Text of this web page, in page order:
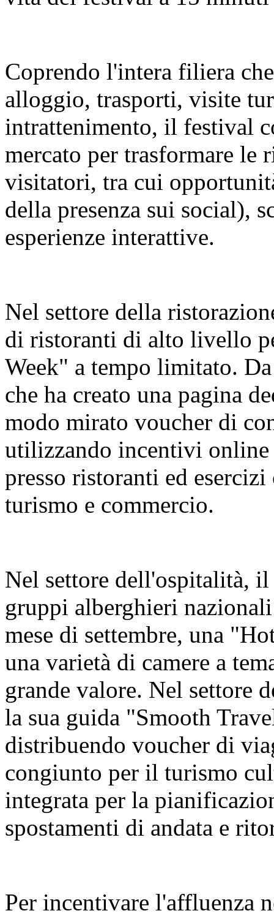
Coprendo l'intera filiera
alloggio, trasporti, visite
intrattenimento, il festival
mercato per trasformare le
visitatori, tra cui
della presenza sui social),
esperienze interattive.
Nel settore della
di ristoranti di alto livello
Week" a tempo limitato.
che ha creato una pagina
modo mirato voucher di
utilizzando incentivi online
presso ristoranti ed
turismo e commercio.
Nel settore dell'ospitalità,
gruppi alberghieri
mese di settembre, una
una varietà di camere a
grande valore. Nel settore
la sua guida "Smooth
distribuendo voucher di
congiunto per il turismo
integrata per la
spostamenti di andata e
Per incentivare l'affluenza